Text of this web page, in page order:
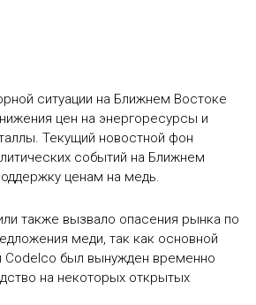
ситуации на Ближнем Востоке
цен на энергоресурсы и
Текущий новостной фон
событий на Ближнем
ценам на медь.
также вызвало опасения рынка по
меди, так как основной
Codelco был вынужден временно
на некоторых открытых